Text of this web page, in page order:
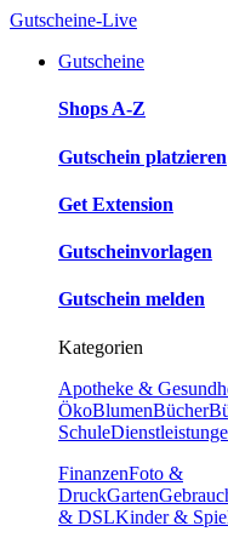
Gutscheine-Live
Gutscheine
Shops A-Z
Gutschein platzieren
Get Extension
Gutscheinvorlagen
Gutschein melden
Kategorien
Apotheke &
ÖkoBlumenBücher
Schule
FinanzenFoto &
DruckGarten
& DSLKinder &